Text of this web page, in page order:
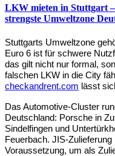
LKW mieten in Stuttgart –
strengste Umweltzone
Stuttgarts Umweltzone
Euro 6 ist für schwere
das gilt nicht nur formal,
checkandrent.com lässt
Das Automotive-Cluster
Deutschland: Porsche in
Sindelfingen und
Feuerbach. JIS-
Voraussetzung, um als